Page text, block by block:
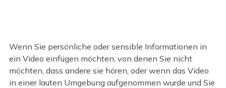
Wenn Sie persönliche oder sensible Informationen in
ein Video einfügen möchten, von denen Sie nicht
möchten, dass andere sie hören, oder wenn das Video
in einer lauten Umgebung aufgenommen wurde und Sie